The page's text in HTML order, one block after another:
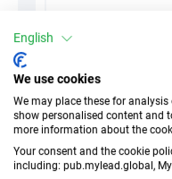
Конверсия
Summarize with AI
English
We use cookies
We may place these for
show personalised content and
more information about the
Your consent and the cookie
including: pub.mylead.global,